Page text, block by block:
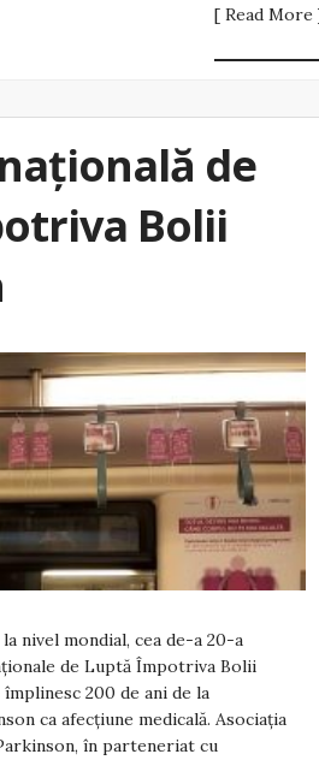
[ Read More
de
Bolii
nivel mondial, cea de-a 20-a
de Luptă Împotriva Bolii
împlinesc 200 de ani de la
ca afecţiune medicală. Asociaţia
în parteneriat cu